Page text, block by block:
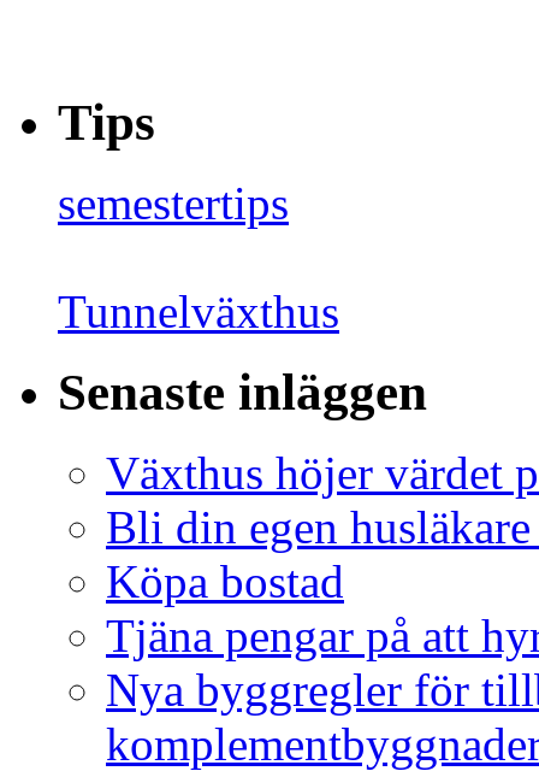
Tips
semestertips
Tunnelväxthus
Senaste inläggen
Växthus höjer värdet
Bli din egen
Köpa bostad
Tjäna pengar på att
Nya byggregler för